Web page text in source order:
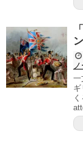
ノ
一